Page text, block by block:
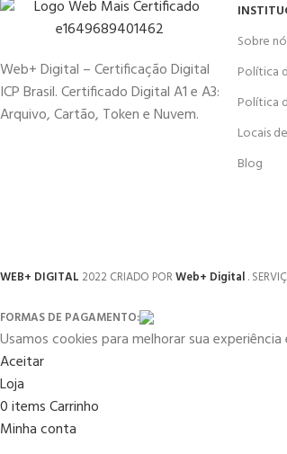
Web+ Digital – Certificação Digital
ICP Brasil. Certificado Digital A1 e A3:
Arquivo, Cartão, Token e Nuvem.
Sobre
Política
Política
Locais
Blog
WEB+ DIGITAL 2022 CRIADO PORWeb+ Digital.
FORMAS DE PAGAMENTO:
Usamos cookies para melhorar sua
Aceitar
Loja
0itemsCarrinho
Minha conta